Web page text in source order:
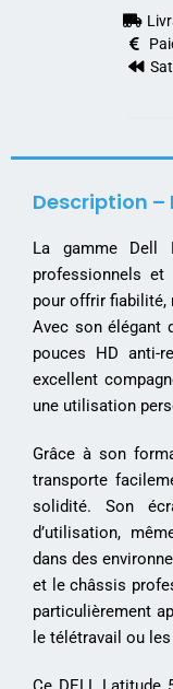
Description –
La gamme Dell
professionnels
pour offrir fiabilité,
Avec son élégant
pouces HD anti-
excellent
une utilisation
Grâce à son
transporte
solidité. Son
d’utilisation,
dans des
et le châssis
particulièrement
le télétravail ou